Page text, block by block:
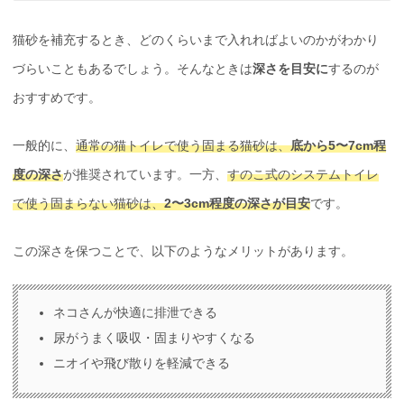
猫砂を補充するとき、どのくらいまで入れればよいのかがわかり
づらいこともあるでしょう。そんなときは深さを目安にするのが
おすすめです。
一般的に、通常の猫トイレで使う固まる猫砂は、底から5〜7cm程
度の深さが推奨されています。一方、すのこ式のシステムトイレ
で使う固まらない猫砂は、2〜3cm程度の深さが目安です。
この深さを保つことで、以下のようなメリットがあります。
ネコさんが快適に排泄できる
尿がうまく吸収・固まりやすくなる
ニオイや飛び散りを軽減できる